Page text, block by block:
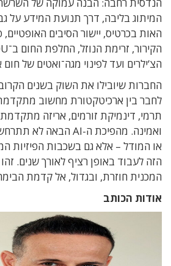
המיתוג בליבה, דרך תנועת המידע על
האות בכרטיס, יישור הסיבים האופטיים,
הקירור, זרימת הנוזל, החלפת החום ב־
הצ’ילרים ועד לפינוי מגה־ואטים של
החברות שיובילו את השוק בשנים
לחבר בין ארכיטקטורת מחשוב מתקדמת
תרמי, דינמיקת זורמים, אריזה מתקדמת
ואמינה. מהפיכת ה-AI הבאה
לא
או המודל – אלא גם בשכבות הפיזיות
הזה לעבוד באופן רציף לאורך שנים.
המכנית חוזרת, ובגדול, אל קדמת
אודות הכותב